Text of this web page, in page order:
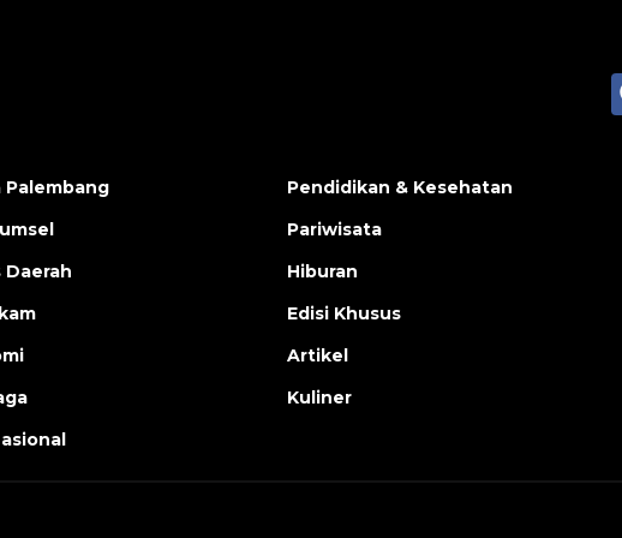
Pendidikan & Kesehatan
Pariwisata
Hiburan
Edisi Khusus
Artikel
Kuliner